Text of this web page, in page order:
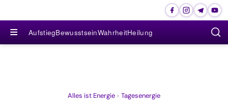
≡ AufstiegBewusstseinWahrheitHeilung
Alles ist Energie › Tagesenergie